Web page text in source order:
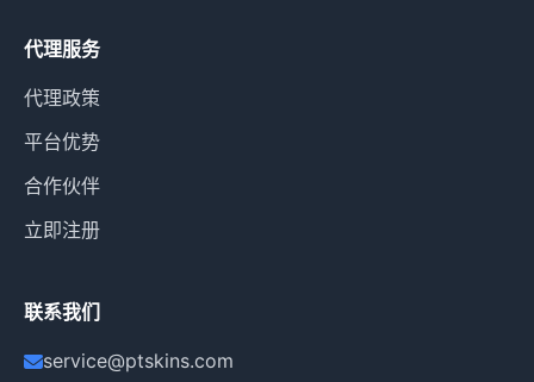
代理服务
代理政策
平台优势
合作伙伴
立即注册
联系我们
service@ptskins.com